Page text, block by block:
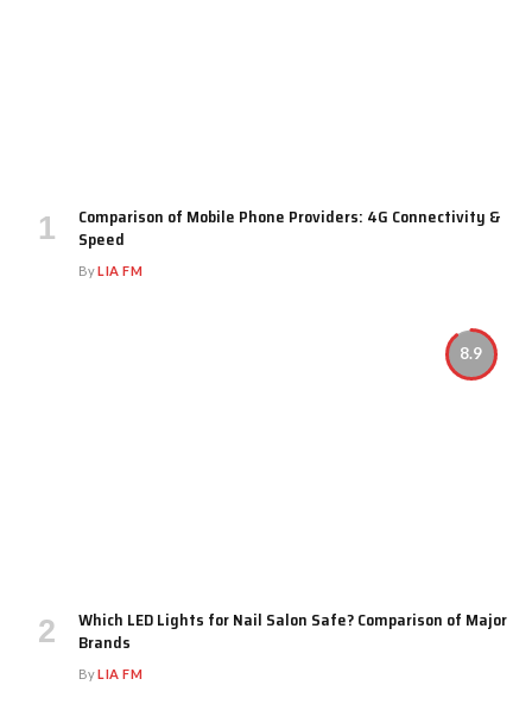
Comparison of Mobile Phone Providers: 4G Connectivity &
Speed
ByLIA FM
8.9
Which LED Lights for Nail Salon Safe? Comparison of Major
Brands
ByLIA FM